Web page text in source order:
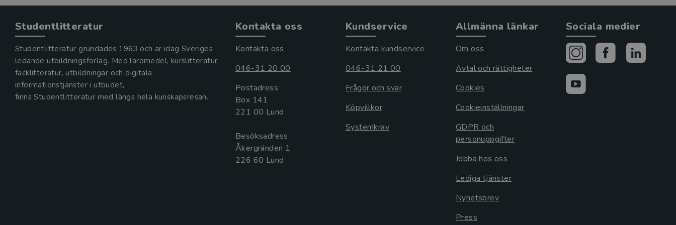
Studentlitteratur
Studentlitteratur grundades 1963 och är idag Sveriges
ledande utbildningsförlag. Med läromedel, kurslitteratur,
facklitteratur, utbildningar och digitala
informationstjänster i utbudet,
finns Studentlitteratur med längs hela kunskapsresan.
Kontakta oss
Kontakta oss
046-31 20 00
Postadress:
Box 141
221 00 Lund
Besöksadress:
Åkergränden 1
Kundservice
Kontakta kundservice
046-31 21 00
Frågor och svar
Köpvillkor
Systemkrav
Allmänna länkar
Om oss
Avtal och rättigheter
Cookies
Cookieinställningar
GDPR och
personuppgifter
Jobba hos oss
Lediga tjänster
Nyhetsbrev
Press
Sociala medier